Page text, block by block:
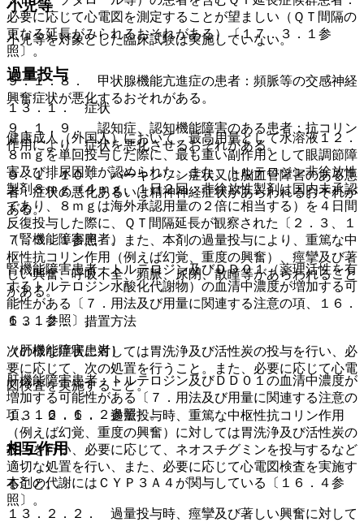
小児等
小児等を対象とした臨床試験は実施していない。
過量投与
１３．１． 症状
健康成人（外国人）において、最高用量として水溶液１２．
８ｍｇを単回投与した際に、最も重い副作用として眼調節障
害及び排尿困難が認められた。また、トルテロジン非徐放性
製剤８ｍｇ（４ｍｇ、１日２回：非徐放性製剤は国内未承認
であり、８ｍｇは海外承認用量の２倍に相当する）を４日間
反復投与した際に、ＱＴ間隔延長が観察された〔２．３、１
７．３．１参照〕。また、本剤の過量投与により、重篤な中
枢性抗コリン作用（例えば幻覚、重度の興奮）、痙攣及び著
しい興奮、呼吸不全、頻脈、尿閉、散瞳等があらわれること
がある。
１３．２． 措置方法
次の様な症状に対しては胃洗浄及び活性炭の投与を行い、必
要に応じて、次の処置を行うこと。また、必要に応じて心電
図検査を実施すること。
１３．２．１． 過量投与時、重篤な中枢性抗コリン作用
（例えば幻覚、重度の興奮）に対しては胃洗浄及び活性炭の
投与を行い、必要に応じて、ネオスチグミンを投与するなど
適切な処置を行い、また、必要に応じて心電図検査を実施す
ること。
１３．２．２． 過量投与時、痙攣及び著しい興奮に対して
必要に応じて心電図を測定することが望ましい（ＱＴ間隔の
更なる延長がみられるおそれがある）〔１７．３．１参
照〕。
９．１．８． 甲状腺機能亢進症の患者：頻脈等の交感神経
興奮症状が悪化するおそれがある。
９．１．９． 認知症、認知機能障害のある患者：抗コリン
作用により、症状を悪化させるおそれがある。
９．１．１０． パーキンソン症状又は脳血管障害のある患
者：症状の悪化あるいは精神神経症状があらわれるおそれが
ある。
（腎機能障害患者）
腎機能障害患者：トルテロジン及びＤＤ０１（薬理活性を有
するトルテロジン水酸化代謝物）の血清中濃度が増加する可
能性がある〔７．用法及び用量に関連する注意の項、１６．
６．１参照〕。
（肝機能障害患者）
肝機能障害患者：トルテロジン及びＤＤ０１の血清中濃度が
増加する可能性がある〔７．用法及び用量に関連する注意の
項、１６．６．２参照〕。
相互作用
本剤の代謝にはＣＹＰ３Ａ４が関与している〔１６．４参
照〕。